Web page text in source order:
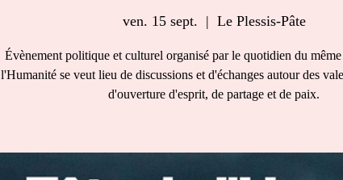
ven. 15 sept.
  |
Le Plessis-Pâte
Évènement politique et culturel organisé par le quotidien du
l'Humanité se veut lieu de discussions et d'échanges autour des
d'ouverture d'esprit, de partage et de paix.